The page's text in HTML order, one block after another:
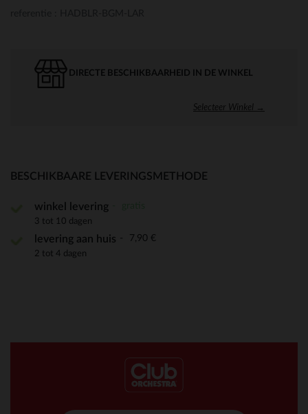
DIRECTE BESCHIKBAARHEID IN DE WINKEL
Selecteer Winkel →
BESCHIKBAARE LEVERINGSMETHODE
winkel levering
3 tot 10 dagen
levering aan huis 7,90 €
2 tot 4 dagen